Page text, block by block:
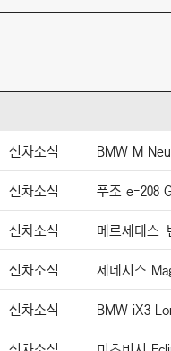
신차소식 BMW M
신차소식 푸조 e-208
신차소식 메르세데스-
신차소식 제네시스
신차소식 BMW iX3